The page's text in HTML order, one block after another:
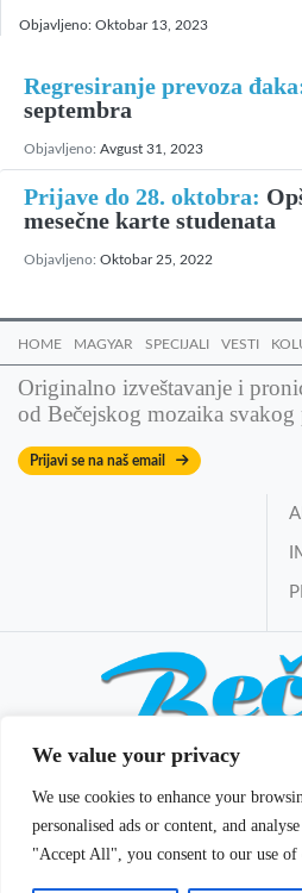
We value your privacy
We use cookies to enhance your
personalised ads or content, and
"Accept All", you consent to our use of
Objavljeno: Oktobar 13, 2023
Regresiranje prevoza
septembra
Objavljeno: Avgust 31, 2023
Prijave do 28. oktobra:
mesečne karte studenata
Objavljeno: Oktobar 25, 2022
HOME MAGYAR SPECIJALI VESTI
Originalno izveštavanje i
od Bečejskog mozaika svakog
Prijavi se na naš email
E-mail: